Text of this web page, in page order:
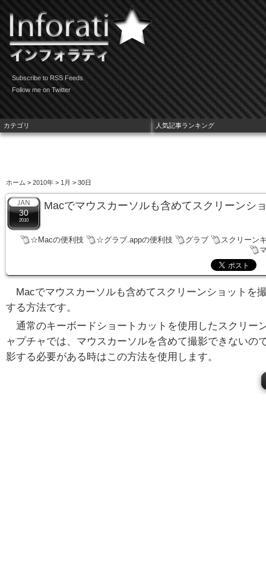
Subscribe to RSS Feeds
Follow me on Twitter
ホーム > 2010年 > 1月 > 30日
30
2010
Macでマウスカーソルも含めてスクリーンシ
☆Macの便利技 ☆グラブ.appの便利技 グラブ
スクリーン
Macでマウスカーソルも含めてスクリーンショットを
する方法です。
通常のキーボードショートカットを使用したスクリー
ャプチャでは、マウスカーソルを含めて撮影できないの
影する必要がある時はこの方法を使用します。
カテゴリ 人気記事ランキング